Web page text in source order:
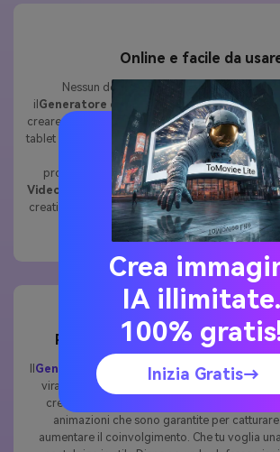
Online e facile da
Nessun download, nessuna
il Generatore di principessa AI onlinenel tuo
creare. Funziona su qualsiasi dispositivo, sia che
tablet o uno smartphone. Con un'interfaccia
il tuo selfie o inserire un prompt e
professionale
Immagini di Principessa AIor
Video Entro pochi secondi. È il modo più
creatività avanzata dell'intelligenza artificiale in
e ovunque.
Perfetto per le tendenze dei
Generatore di principessa AIè ideale per
virale "AI Princess" su TikTok e Instagram.
creare uno straordinario
animazioni che sono garantite per
aumentare il coinvolgimento. Che tu voglia
Crea
IA illimitate.
100%
Inizia Gratis→